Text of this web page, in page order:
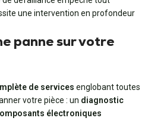
une intervention en profondeur
panne sur votre
de services englobant toutes
votre pièce : un diagnostic
électroniques